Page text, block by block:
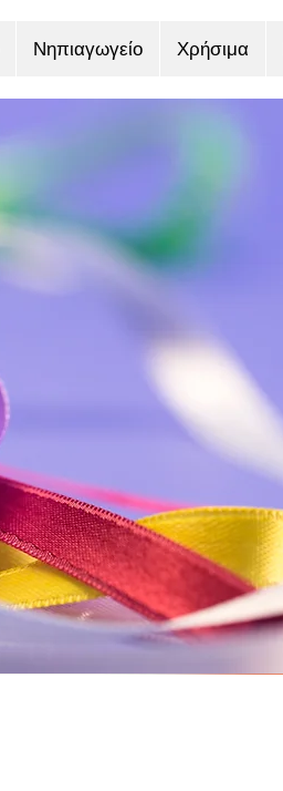
Νηπιαγωγείο Χρήσιμα